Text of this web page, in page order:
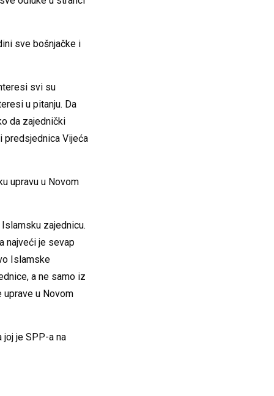
sve bošnjačke i
svi su
u pitanju. Da
da zajednički
predsjednica Vijeća
upravu u Novom
zajednicu.
najveći je sevap
Islamske
a ne samo iz
u Novom
je SPP-a na